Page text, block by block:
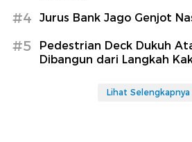
#4 Jurus Bank Jago Genjot
#5
Pedestrian Deck Dukuh
Dibangun dari Langkah
Lihat Selengkapnya